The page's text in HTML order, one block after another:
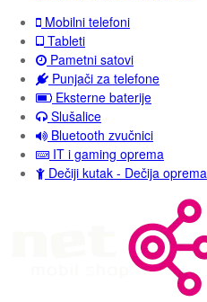
Mobilni telefoni
Tableti
Pametni satovi
Punjači za telefone
Eksterne baterije
Slušalice
Bluetooth zvučnici
IT i gaming oprema
Dečiji kutak - Dečija oprema